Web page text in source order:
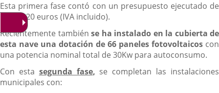
Esta primera fase contó con un presupuesto ejecutado de
1.103.520 euros (IVA incluido).
Recientemente también se ha instalado en la cubierta de
esta nave una dotación de 66 paneles fotovoltaicos con
una potencia nominal total de 30Kw para autoconsumo.
Con esta segunda fase, se completan las instalaciones
municipales con: